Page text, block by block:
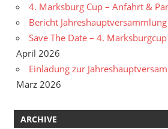
4. Marksburg Cup – Anfahrt &
Bericht
Save The Date – 4.
April 2026
Einladung zur
März 2026
ARCHIVE